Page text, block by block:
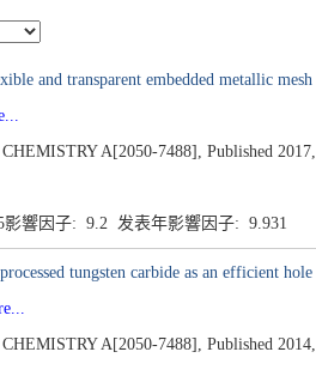
and transparent embedded metallic
A[2050-7488], Published 2017,
影響因子: 9.2 发表年影響因子: 9.931
tungsten carbide as an efficient
A[2050-7488], Published 2014,